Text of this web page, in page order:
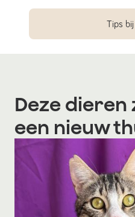
Tips
Deze dieren
een nieuw